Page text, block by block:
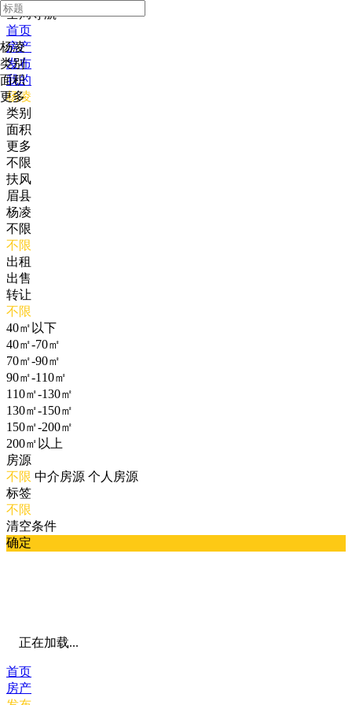
全局导航
首页
房产
发布
我的
杨凌
类别
面积
更多
杨凌
类别
面积
更多
不限
扶风
眉县
杨凌
不限
不限
出租
出售
转让
不限
40㎡以下
40㎡-70㎡
70㎡-90㎡
90㎡-110㎡
110㎡-130㎡
130㎡-150㎡
150㎡-200㎡
200㎡以上
房源
不限 中介房源 个人房源
标签
不限
清空条件
确定
正在加载...
首页
房产